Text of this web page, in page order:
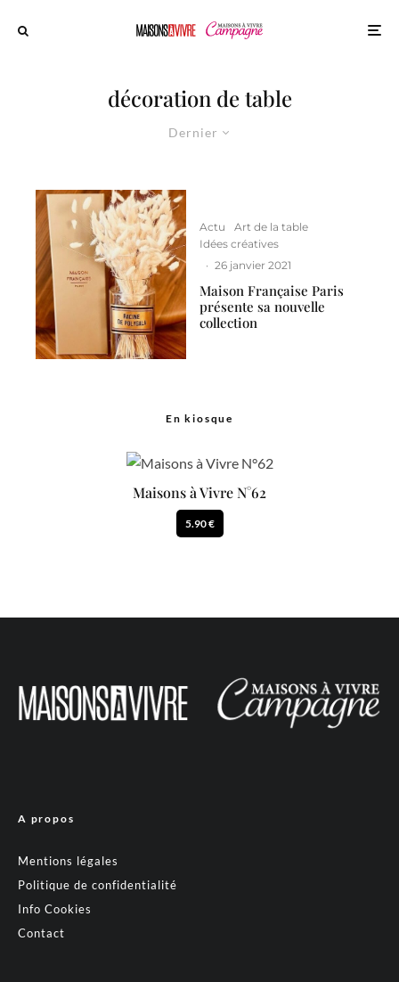
décoration de table
Dernier
Actu
Art de la table
Idées créatives
· 26 janvier 2021
Maison Française Paris
présente sa nouvelle
collection
En kiosque
Maisons à Vivre N°62
5.90 €
A propos
Mentions légales
Politique de confidentialité
Info Cookies
Contact